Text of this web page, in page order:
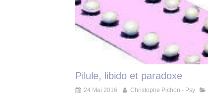
Pilule, libido et paradoxe
24 Mai 2016 Christophe Pichon - Psy